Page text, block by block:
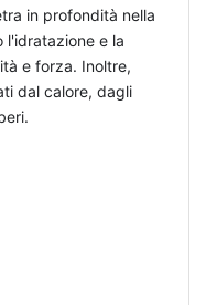
in profondità nella
l'idratazione e la
e forza. Inoltre,
dal calore, dagli